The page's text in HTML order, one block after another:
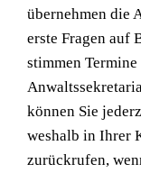
übernehmen die
erste Fragen auf
stimmen
können Sie
weshalb in Ihrer
zurückrufen,